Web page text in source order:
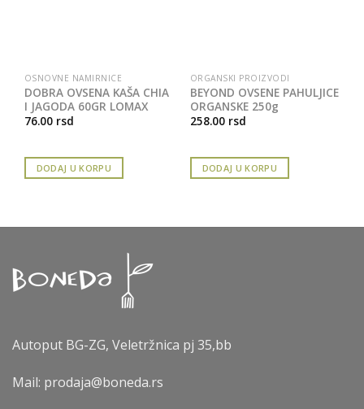
OSNOVNE NAMIRNICE
DOBRA OVSENA KAŠA CHIA
I JAGODA 60GR LOMAX
76.00 rsd
DODAJ U KORPU
ORGANSKI PROIZVODI
BEYOND OVSENE PAHULJICE
ORGANSKE 250g
258.00 rsd
DODAJ U KORPU
Autoput BG-ZG, Veletržnica pj 35,bb
Mail: prodaja@boneda.rs